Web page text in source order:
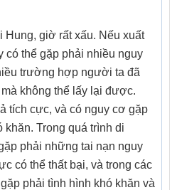
giờ rất xấu. Nếu xuất
có thể gặp phải nhiều nguy
trường hợp người ta đã
không thể lấy lại được.
tích cực, và có nguy cơ gặp
Trong quá trình di
phải những tai nạn nguy
có thể thất bại, và trong các
phải tình hình khó khăn và